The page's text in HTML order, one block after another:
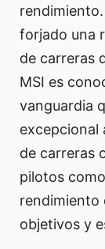
forjado una
de carreras
MSI es
vanguardia
excepcional
de carreras
pilotos
rendimiento
objetivos y